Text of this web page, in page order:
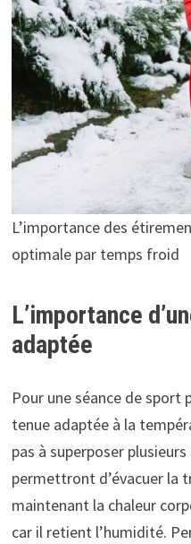
L’importance des
optimale par temps froid
L’importance
adaptée
Pour une séance de
tenue adaptée à la
pas à superposer
permettront d’évacuer la
maintenant la chaleur
car il retient l’humidité.